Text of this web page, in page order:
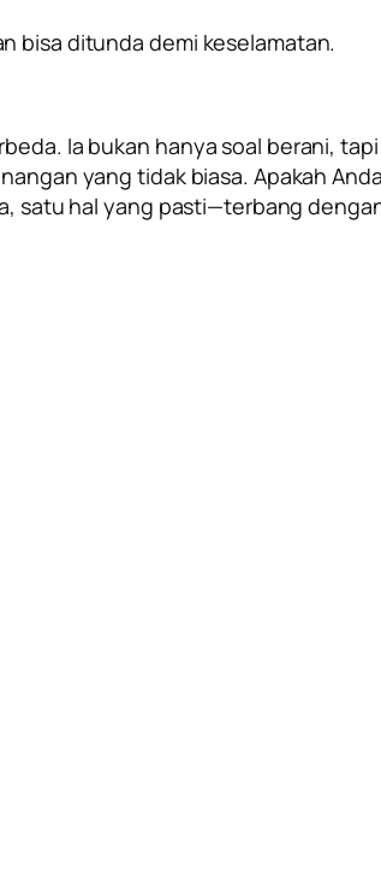
bisa ditunda demi keselamatan.
Ia bukan hanya soal berani,
yang tidak biasa. Apakah
satu hal yang pasti—terbang